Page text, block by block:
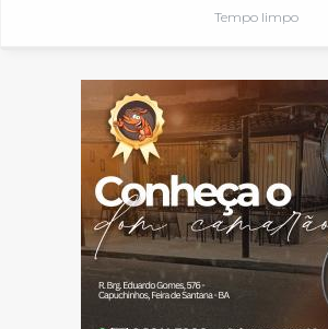
Tempo limpo